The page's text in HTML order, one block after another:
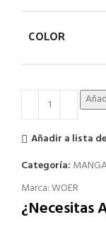
COLOR
Añadir a lista
Categoría:
Marca:WOER
¿Necesitas